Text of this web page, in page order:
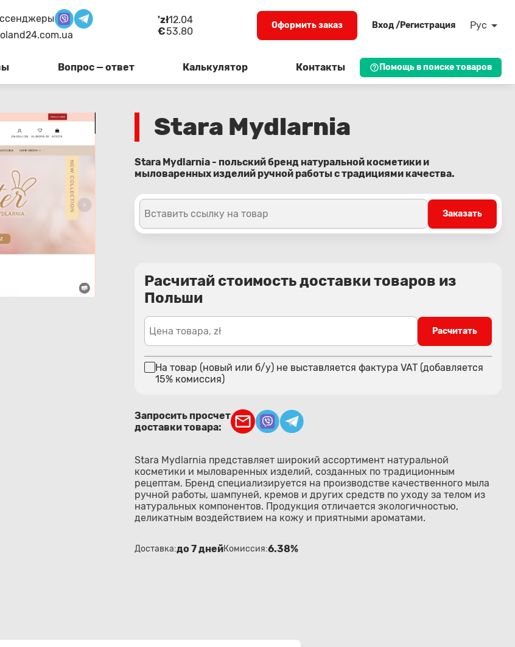
'zł12.04
€53.80
Оформить заказ Вход /Регистрация Рус
Вопрос — ответ Калькулятор Контакты Помощь в поиске товаров
Stara Mydlarnia
Stara Mydlarnia - польский бренд натуральной косметики и
мыловаренных изделий ручной работы с традициями качества.
Вставить ссылку на товар Заказать
Расчитай стоимость доставки товаров из
Польши
Цена товара, zł Расчитать
На товар (новый или б/у) не выставляется фактура VAT (добавляется
15% комиссия)
Запросить просчет
доставки товара:
Stara Mydlarnia представляет широкий ассортимент натуральной
косметики и мыловаренных изделий, созданных по традиционным
рецептам. Бренд специализируется на производстве качественного мыла
ручной работы, шампуней, кремов и других средств по уходу за телом из
натуральных компонентов. Продукция отличается экологичностью,
деликатным воздействием на кожу и приятными ароматами.
Доставка:до 7 днейКомиссия:6.38%